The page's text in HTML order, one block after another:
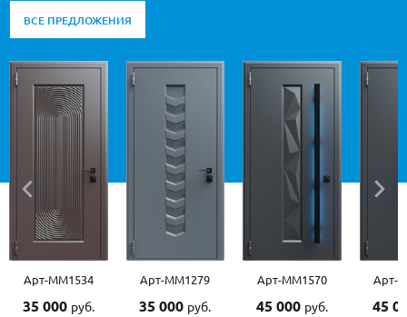
ВСЕ ПРЕДЛОЖЕНИЯ
Арт-ММ1279
35 000 руб.
Арт-ММ1570
45 000 руб.
Арт-ММ1573
45 000 руб.
Арт-
35